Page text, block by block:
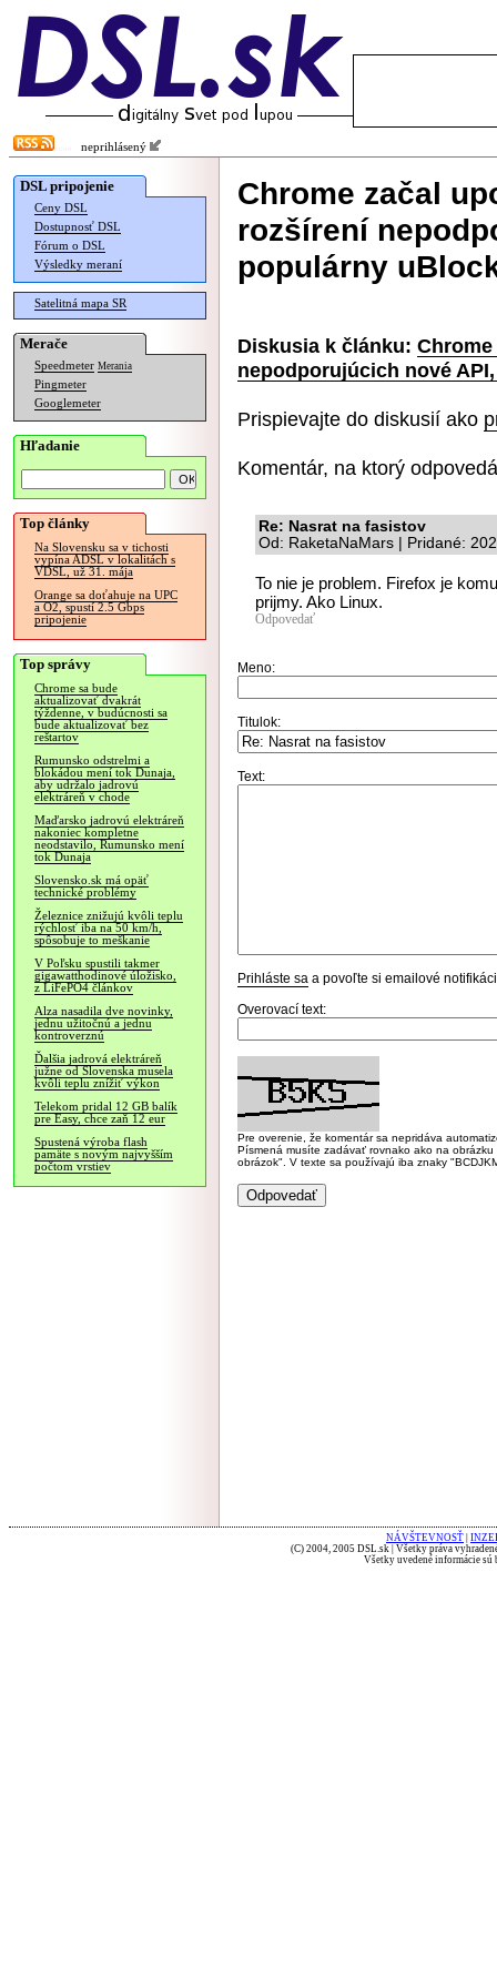
neprihlásený
DSL pripojenie
Ceny DSL
Dostupnosť DSL
Fórum o DSL
Výsledky meraní
Satelitná mapa SR
Merače
Speedmeter Merania
Pingmeter
Googlemeter
Hľadanie
Top články
Na Slovensku sa v tichosti
vypína ADSL v lokalitách s
VDSL, už 31. mája
Orange sa doťahuje na UPC
a O2, spustí 2.5 Gbps
pripojenie
Top správy
Chrome sa bude
aktualizovať dvakrát
týždenne, v budúcnosti sa
bude aktualizovať bez
reštartov
Rumunsko odstrelmi a
blokádou mení tok Dunaja,
aby udržalo jadrovú
elektráreň v chode
Maďarsko jadrovú elektráreň
nakoniec kompletne
neodstavilo, Rumunsko mení
tok Dunaja
Slovensko.sk má opäť
technické problémy
Železnice znižujú kvôli teplu
rýchlosť iba na 50 km/h,
spôsobuje to meškanie
V Poľsku spustili takmer
gigawatthodinové úložisko,
z LiFePO4 článkov
Alza nasadila dve novinky,
jednu užitočnú a jednu
kontroverznú
Ďalšia jadrová elektráreň
južne od Slovenska musela
kvôli teplu znížiť výkon
Telekom pridal 12 GB balík
pre Easy, chce zaň 12 eur
Spustená výroba flash
pamäte s novým najvyšším
počtom vrstiev
Chrome začal
rozšírení
populárny
Diskusia k článku:
nepodporujúcich nové
Prispievajte do diskusií ako
Komentár, na ktorý
Re: Nasrat na fasistov
Od: RaketaNaMars | Pridané:
To nie je problem. Firefox je
prijmy. Ako Linux.
Odpovedať
Meno:
Titulok:
Text:
Prihláste sa a povoľte si emailové
Overovací text:
Pre overenie, že komentár sa nepridáva
Písmená musíte zadávať rovnako ako na
obrázok". V texte sa používajú iba znaky
NÁVŠTEVNOSŤ
(C) 2004, 2005 DSL.sk | Všetky práva
Všetky uvedené informácie sú